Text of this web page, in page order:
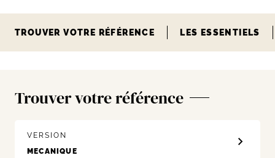
TROUVER VOTRE RÉFÉRENCE LES ESSENTIELS
Trouver votre référence
VERSION